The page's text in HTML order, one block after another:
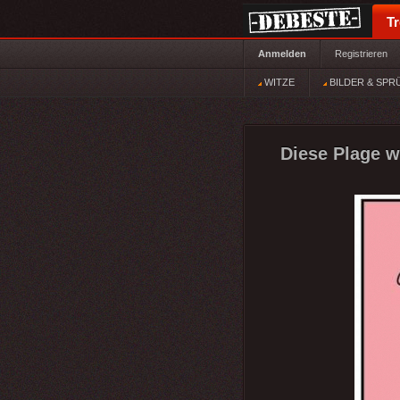
Anmelden Registrieren
WITZE BILDER &
Diese Plage